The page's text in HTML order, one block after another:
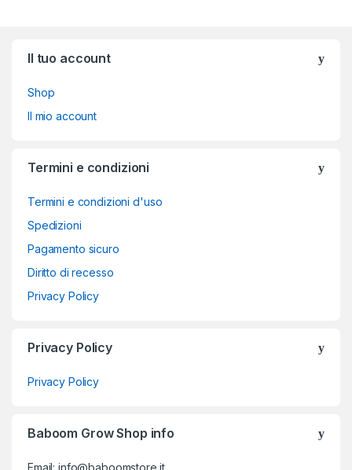
Il tuo account
Shop
Il mio account
Termini e condizioni
Termini e condizioni d'uso
Spedizioni
Pagamento sicuro
Diritto di recesso
Privacy Policy
Privacy Policy
Privacy Policy
Baboom Grow Shop info
Email: info@baboomstore.it